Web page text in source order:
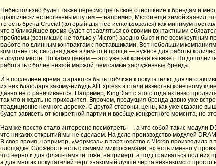
Небесполезно будет также пересмотреть свое отношение к брендам и
практически естественным путем — например, Micron еще зимой заявил,
то есть бренд Crucial (который для нее использовался) как минимум
что в ближайшее время будет справляться со своими контактными
проблемы (возникшие не только у Micron) заодно бьют и по всем крупным
работе по длинным контрактам с поставщиками. Вот небольшим
компонентов, сегодня даже в чем-то и проще — нужное для работы
в другом месте. По каким ценам — это уже как кривая вывезет. Но
работать с более низкой маржой, чем самые заслуженные бренды.
И в последнее время стараются быть поближе к покупателю, для чего
из них благодаря какому-нибудь AliExpress и стали известны конечному
давно не ограничивается. Например, KingDian с этого года активно
так что и ждать не приходится. Впрочем, продукция бренда давно уже
традиционно немного дороже. С другой стороны, цены, как уже сказано
будет зависеть от конкретной партии и вообще конкретного момента, но
Нам же просто стало интересно посмотреть —, а что собой такие модули
что никаких открытий мы не сделаем. На деле производство модулей
В свое время, например, «Формоза» в партнерстве с Micron производила в
площадке. Сложности есть с самими микросхемами, но есть именно у
что верно и для флэш-памяти тоже, например), а подстраиваться под них
а для многих покупателей черт знакомый лучше черта незнакомого